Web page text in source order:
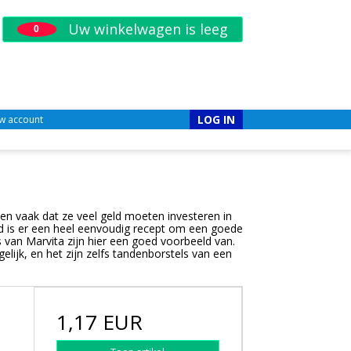
0 Uw winkelwagen is leeg
account LOG IN
vaak dat ze veel geld moeten investeren in
er een heel eenvoudig recept om een goede
Marvita zijn hier een goed voorbeeld van.
en het zijn zelfs tandenborstels van een
1,17 EUR